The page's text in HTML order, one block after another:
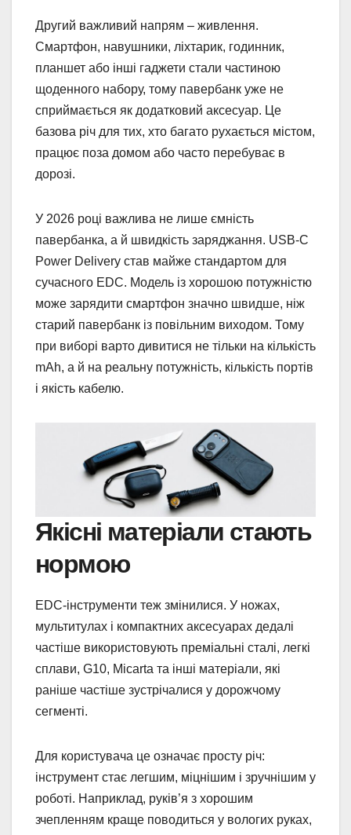
Другий важливий напрям – живлення.
Смартфон, навушники, ліхтарик, годинник,
планшет або інші гаджети стали частиною
щоденного набору, тому павербанк уже не
сприймається як додатковий аксесуар. Це
базова річ для тих, хто багато рухається містом,
працює поза домом або часто перебуває в
дорозі.
У 2026 році важлива не лише ємність
павербанка, а й швидкість заряджання. USB-C
Power Delivery став майже стандартом для
сучасного EDC. Модель із хорошою потужністю
може зарядити смартфон значно швидше, ніж
старий павербанк із повільним виходом. Тому
при виборі варто дивитися не тільки на кількість
mAh, а й на реальну потужність, кількість портів
і якість кабелю.
Якісні матеріали стають
нормою
EDC-інструменти теж змінилися. У ножах,
мультитулах і компактних аксесуарах дедалі
частіше використовують преміальні сталі, легкі
сплави, G10, Micarta та інші матеріали, які
раніше частіше зустрічалися у дорожчому
сегменті.
Для користувача це означає просту річ:
інструмент стає легшим, міцнішим і зручнішим у
роботі. Наприклад, руків’я з хорошим
зчепленням краще поводиться у вологих руках,